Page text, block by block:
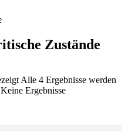
Zustände
Alle 4 Ergebnisse werden
Keine Ergebnisse